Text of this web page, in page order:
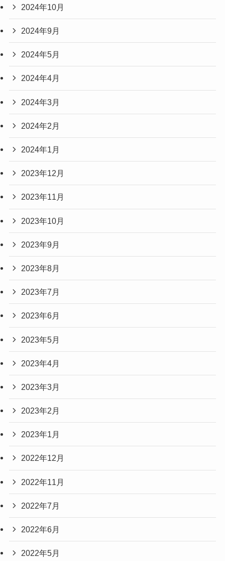
2024年10月
2024年9月
2024年5月
2024年4月
2024年3月
2024年2月
2024年1月
2023年12月
2023年11月
2023年10月
2023年9月
2023年8月
2023年7月
2023年6月
2023年5月
2023年4月
2023年3月
2023年2月
2023年1月
2022年12月
2022年11月
2022年7月
2022年6月
2022年5月